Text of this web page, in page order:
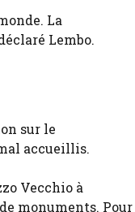
La
Lembo.
sur le
accueillis.
Vecchio à
monuments. Pour